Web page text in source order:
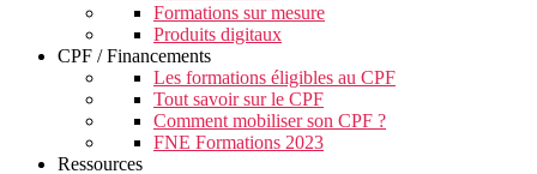
Formations sur mesure
Produits digitaux
CPF / Financements
Les formations éligibles au CPF
Tout savoir sur le CPF
Comment mobiliser son CPF ?
FNE Formations 2023
Ressources